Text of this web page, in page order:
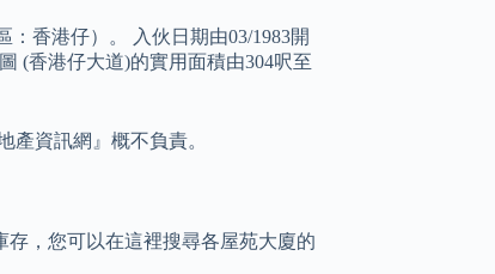
香港仔）。 入伙日期由03/1983開
(香港仔大道)的實用面積由304呎至
產資訊網』概不負責。
，您可以在這裡搜尋各屋苑大廈的